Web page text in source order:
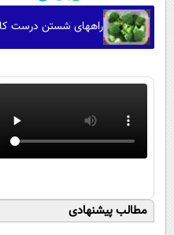
راههای شستن درست
مطالب پیشنهادی